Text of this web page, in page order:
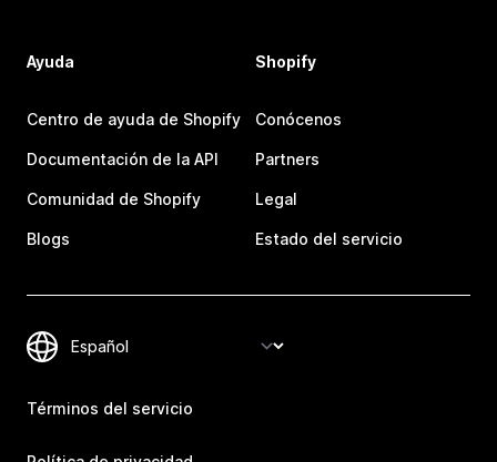
Ayuda
Centro de ayuda de Shopify
Documentación de la API
Comunidad de Shopify
Blogs
Shopify
Conócenos
Partners
Legal
Estado del servicio
Términos del servicio